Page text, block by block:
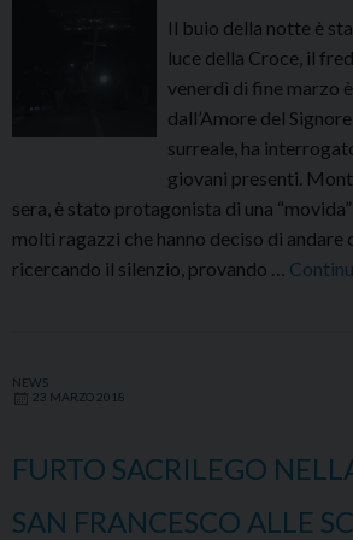
la
comunità
latino
americana
Il buio della notte è
luce della Croce, il
venerdì di fine marzo
dall’Amore del
surreale, ha
giovani presenti.
sera, è stato protagonista di una
molti ragazzi che hanno deciso di andare
ricercando il silenzio, provando …
NEWS
23 MARZO 2018
FURTO SACRILEGO
SAN FRANCESCO ALLE